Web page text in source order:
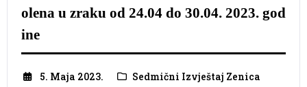
olena u zraku od 24.04 do 30.04. 2023. god
ine
5. Maja 2023. Sedmični Izvještaj Zenica